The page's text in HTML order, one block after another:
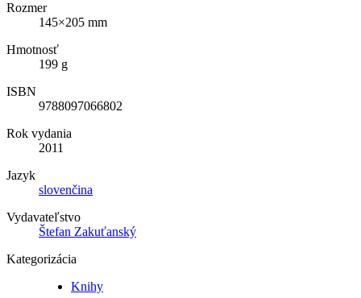
Rozmer
145×205 mm
Hmotnosť
199 g
ISBN
9788097066802
Rok vydania
2011
Jazyk
slovenčina
Vydavateľstvo
Štefan Zakuťanský
Kategorizácia
Knihy